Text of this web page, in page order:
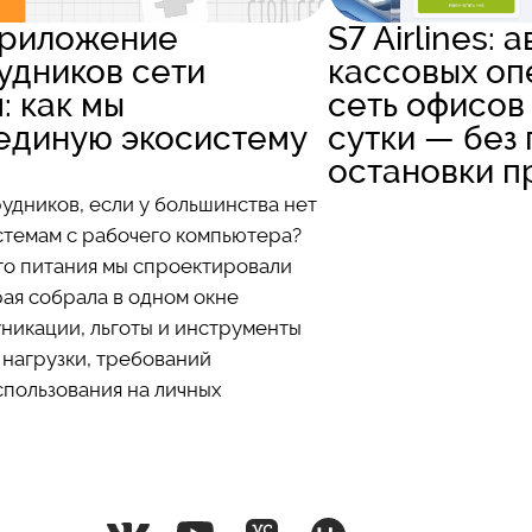
сети
как мы
экосистему
если у большинства нет
с рабочего компьютера?
питания мы спроектировали
собрала в одном окне
льготы и инструменты
требований
на личных
S7 Airlines:
кассовых
сеть
сутки — без
остановки